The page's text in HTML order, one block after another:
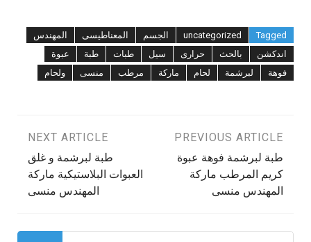
Tagged
uncategorized الجسم المعناطيسى
المهندس
اندكشن
بالحث حرارى سيل طبات طبة
عبوة
فوهة
لبرشمة لحام ماركة مرطب منسى ولحام
تصفّح
المقالات
PREVIOUS ARTICLE
طبة لبرشمة فوهة عبوة
كريم المرطب ماركة
المهندس منسى
NEXT ARTICLE
طبة لبرشمة و غلق
العبوات البلاستيكية ماركة
المهندس منسى